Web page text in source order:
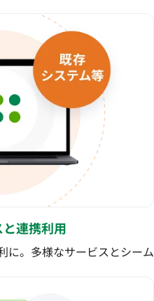
連携利用
に。多様なサービスとシーム